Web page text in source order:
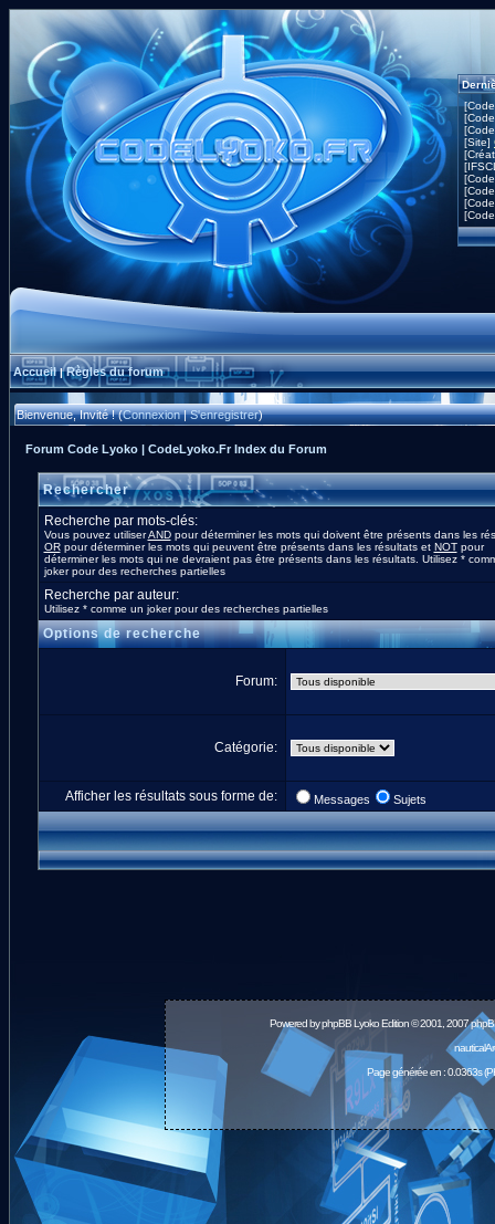
[Site]
Accueil|Règles du forum
Bienvenue, Invité ! (Connexion|S'enregistrer)
Forum Code Lyoko | CodeLyoko.Fr Index du Forum
Rechercher
Recherche par mots-clés:
Vous pouvez utiliserANDpour déterminer les mots qui doivent être présents dans les
ORpour déterminer les mots qui peuvent être présents dans les résultats et NOTpour
déterminer les mots qui ne devraient pas être présents dans les résultats. Utilisez *
joker pour des recherches partielles
Recherche par auteur:
Utilisez * comme un joker pour des recherches partielles
Options de recherche
Forum:
Catégorie:
Afficher les résultats sous forme de: Messages Sujets
Powered byphpBBLyoko Edition © 2001, 2007
Page générée en : 0.0363s